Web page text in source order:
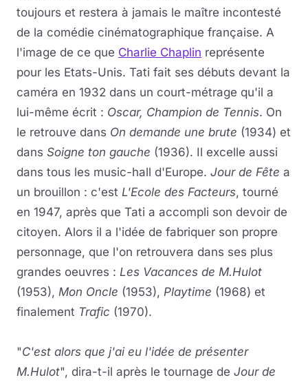
toujours et restera à jamais le maître incontesté
de la comédie cinématographique française. A
l'image de ce que Charlie Chaplin représente
pour les Etats-Unis. Tati fait ses débuts devant la
caméra en 1932 dans un court-métrage qu'il a
lui-même écrit : Oscar, Champion de Tennis. On
le retrouve dans On demande une brute (1934) et
dans Soigne ton gauche (1936). Il excelle aussi
dans tous les music-hall d'Europe. Jour de Fête a
un brouillon : c'est L'Ecole des Facteurs, tourné
en 1947, après que Tati a accompli son devoir de
citoyen. Alors il a l'idée de fabriquer son propre
personnage, que l'on retrouvera dans ses plus
grandes oeuvres : Les Vacances de M.Hulot
(1953), Mon Oncle (1953), Playtime (1968) et
finalement Trafic (1970).
"C'est alors que j'ai eu l'idée de présenter
M.Hulot", dira-t-il après le tournage de Jour de